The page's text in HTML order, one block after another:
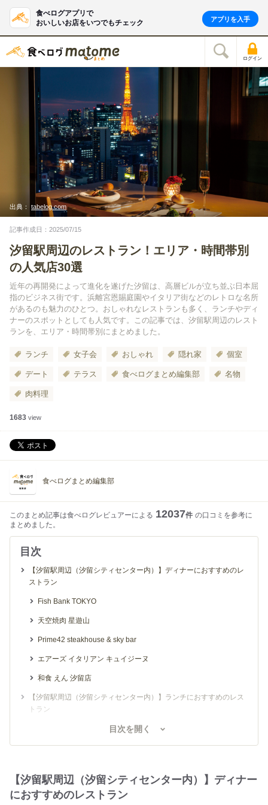
食べログアプリで
おいしいお店をいつでもチェック
アプリを入手
ログイン
出典： tabelog.com
記事作成日：2025/07/15
汐留駅周辺のレストラン！エリア・時間帯別
の人気店30選
近年の再開発によって進化を遂げた汐留は、高層ビルが立ち並ぶ日本屈
指のビジネス街です。浜離宮恩賜庭園やイタリア街などのレトロな名所
があるのも魅力のひとつ。おしゃれなレストランも多く、ランチやディ
ナーのスポットとしても人気です。この記事では、汐留駅周辺のレスト
ランを、エリア・時間帯別にまとめました。
ランチ 女子会 おしゃれ 隠れ家 個室
デート テラス 食べログまとめ編集部 名物
肉料理
1683 view
食べログまとめ編集部
このまとめ記事は食べログレビュアーによる 12037件 の口コミを参考に
まとめました。
目次
【汐留駅周辺（汐留シティセンター内）】ディナーにおすすめのレ
ストラン
Fish Bank TOKYO
天空焼肉 星遊山
Prime42 steakhouse & sky bar
エアーズ イタリアン キュイジーヌ
和食 えん 汐留店
【汐留駅周辺（汐留シティセンター内）】ランチにおすすめのレス
トラン
ザ モメンタム バイ ポルシェ
ベトナム フロッグ 汐留店
台湾担仔麺 汐留店
目次を開く
【汐留駅周辺（汐留シティセンター内）】ディナー
におすすめのレストラン